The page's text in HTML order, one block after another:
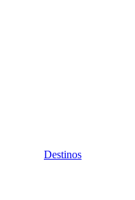
Destinos